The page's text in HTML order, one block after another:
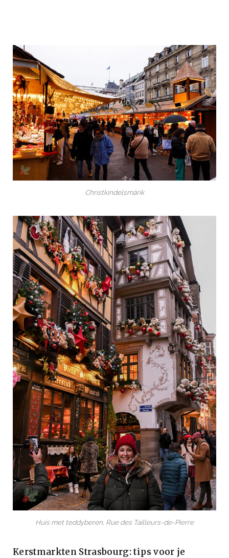
Christkindelsmärik
Huis met teddyberen, Rue des Tailleurs-de-Pierre
Kerstmarkten Strasbourg: tips voor je